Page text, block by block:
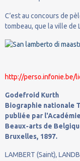
C’est au concours de
tombeau, que la ville de
http://perso.infonie.be/
Godefroid Kurth
Biographie nationale
publiée par
Beaux-arts de
Bruxelles, 1897.
LAMBERT (Saint),